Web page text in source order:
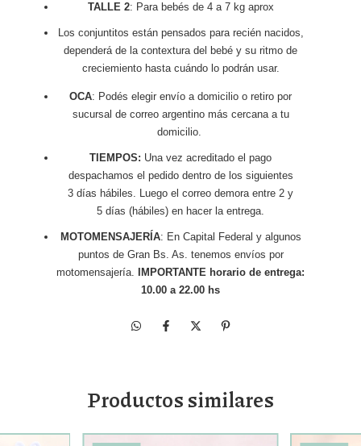
TALLE 2: Para bebés de 4 a 7 kg aprox
Los conjuntitos están pensados para recién nacidos,
dependerá de la contextura del bebé y su ritmo de
creciemiento hasta cuándo lo podrán usar.
OCA: Podés elegir envío a domicilio o retiro por
sucursal de correo argentino más cercana a tu
domicilio.
TIEMPOS: Una vez acreditado el pago
despachamos el pedido dentro de los siguientes
3 días hábiles. Luego el correo demora entre 2 y
5 días (hábiles) en hacer la entrega.
MOTOMENSAJERÍA: En Capital Federal y algunos
puntos de Gran Bs. As. tenemos envíos por
motomensajería.
IMPORTANTE horario de entrega:
10.00 a 22.00 hs
Productos similares